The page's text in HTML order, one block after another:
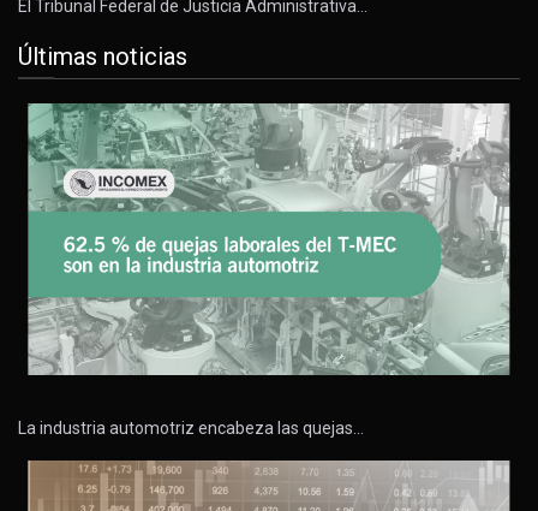
El Tribunal Federal de Justicia Administrativa…
Últimas noticias
La industria automotriz encabeza las quejas…